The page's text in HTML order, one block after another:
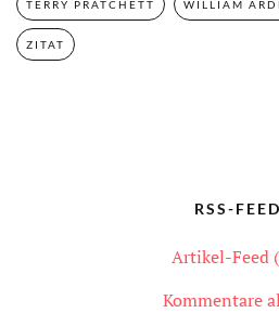
TERRY PRATCHETT WILLIAM
ZITAT
RSS-
Artikel-Feed
Kommentare